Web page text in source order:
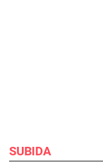
SUBIDA